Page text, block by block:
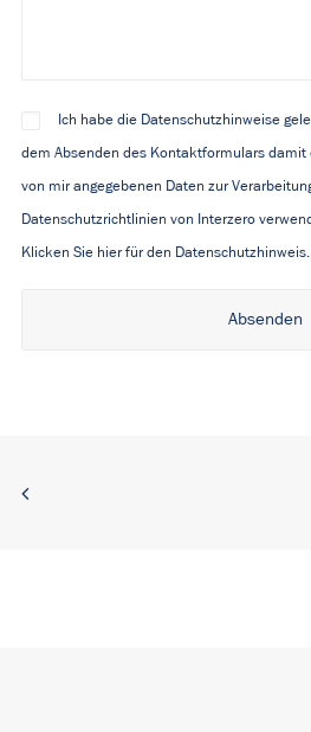
Ich habe die Datenschutzhinweise
dem Absenden des Kontaktformulars damit
von mir angegebenen Daten zur
Datenschutzrichtlinien von Interzero
Klicken Sie hier für den Datenschutzhinweis.